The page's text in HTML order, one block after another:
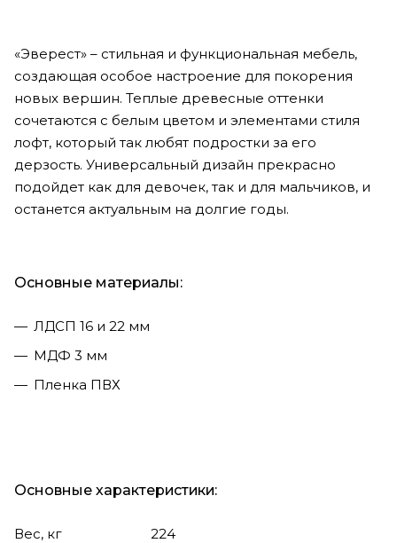
«Эверест» – стильная и функциональная мебель,
создающая особое настроение для покорения
новых вершин. Теплые древесные оттенки
сочетаются с белым цветом и элементами стиля
лофт, который так любят подростки за его
дерзость. Универсальный дизайн прекрасно
подойдет как для девочек, так и для мальчиков, и
останется актуальным на долгие годы.
Основные материалы:
ЛДСП 16 и 22 мм
МДФ 3 мм
Пленка ПВХ
Основные характеристики:
Вес, кг
224